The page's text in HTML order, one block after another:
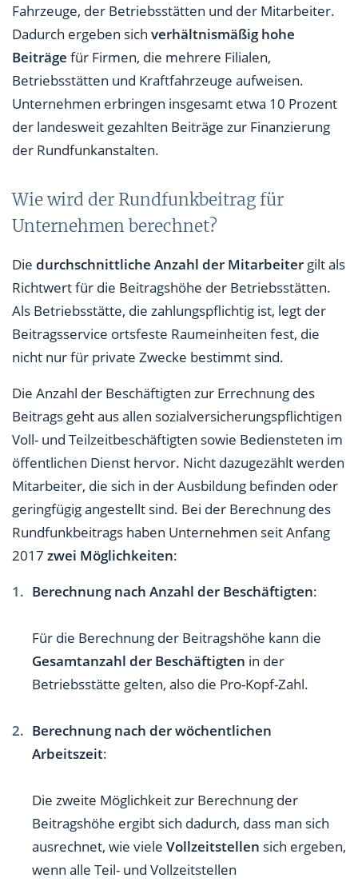
Fahrzeuge, der Betriebsstätten und der Mitarbeiter.
Dadurch ergeben sich verhältnismäßig hohe
Beiträge für Firmen, die mehrere Filialen,
Betriebsstätten und Kraftfahrzeuge aufweisen.
Unternehmen erbringen insgesamt etwa 10 Prozent
der landesweit gezahlten Beiträge zur Finanzierung
der Rundfunkanstalten.
Wie wird der Rundfunkbeitrag für
Unternehmen berechnet?
Die durchschnittliche Anzahl der Mitarbeiter gilt als
Richtwert für die Beitragshöhe der Betriebsstätten.
Als Betriebsstätte, die zahlungspflichtig ist, legt der
Beitragsservice ortsfeste Raumeinheiten fest, die
nicht nur für private Zwecke bestimmt sind.
Die Anzahl der Beschäftigten zur Errechnung des
Beitrags geht aus allen sozialversicherungspflichtigen
Voll- und Teilzeitbeschäftigten sowie Bediensteten im
öffentlichen Dienst hervor. Nicht dazugezählt werden
Mitarbeiter, die sich in der Ausbildung befinden oder
geringfügig angestellt sind. Bei der Berechnung des
Rundfunkbeitrags haben Unternehmen seit Anfang
2017 zwei Möglichkeiten:
Berechnung nach Anzahl der Beschäftigten:
Für die Berechnung der Beitragshöhe kann die
Gesamtanzahl der Beschäftigten in der
Betriebsstätte gelten, also die Pro-Kopf-Zahl.
Berechnung nach der wöchentlichen
Arbeitszeit:
Die zweite Möglichkeit zur Berechnung der
Beitragshöhe ergibt sich dadurch, dass man sich
ausrechnet, wie viele Vollzeitstellen sich ergeben,
wenn alle Teil- und Vollzeitstellen